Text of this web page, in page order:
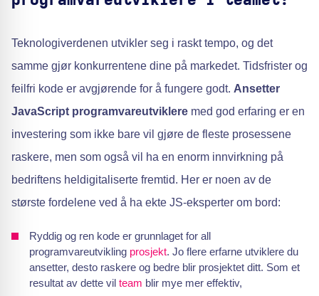
Teknologiverdenen utvikler seg i raskt tempo, og det
samme gjør konkurrentene dine på markedet. Tidsfrister og
feilfri kode er avgjørende for å fungere godt. Ansetter
JavaScript programvareutviklere med god erfaring er en
investering som ikke bare vil gjøre de fleste prosessene
raskere, men som også vil ha en enorm innvirkning på
bedriftens heldigitaliserte fremtid. Her er noen av de
største fordelene ved å ha ekte JS-eksperter om bord:
Ryddig og ren kode er grunnlaget for all
programvareutvikling prosjekt. Jo flere erfarne utviklere du
ansetter, desto raskere og bedre blir prosjektet ditt. Som et
resultat av dette vil team blir mye mer effektiv,